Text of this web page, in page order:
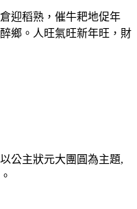
迎稻熟，催牛耙地促年
鄉。人旺氣旺新年旺，財
公主狀元大團圓為主題,